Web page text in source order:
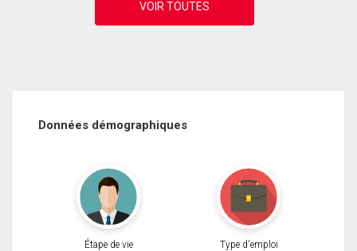
Données démographiques
Étape de vie Type d'emploi